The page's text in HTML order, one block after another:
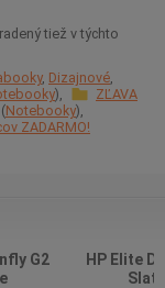
tiež v týchto
Dizajnové
ZĽAVA
Notebooky
ZADARMO!
G2
HP Elite